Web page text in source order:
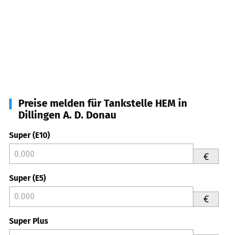
Preise melden für Tankstelle HEM in
Dillingen A. D. Donau
Super (E10)
€
Super (E5)
€
Super Plus